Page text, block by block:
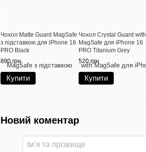
Чохол Matte Guard MagSafe
з підставкою для iPhone 16
PRO Black
890 грн
Купити
Чохол Crystal Guard with
MagSafe для iPhone 16
PRO Titanium Grey
520 грн
Купити
Новий коментар